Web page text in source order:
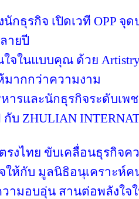
กธุรกิจ เปิดเวที OPP จุ
ายปี
จในแบบคุณ ด้วย
ากกว่าความงาม
หารและนักธุรกิจระดับเ
ZHULIAN
รงไทย ขับเคลื่อนธุรกิจ
ให้กับ มูลนิธิอนุเคราะห์ค
ามอบอุ่น สานต่อพลังใจใ